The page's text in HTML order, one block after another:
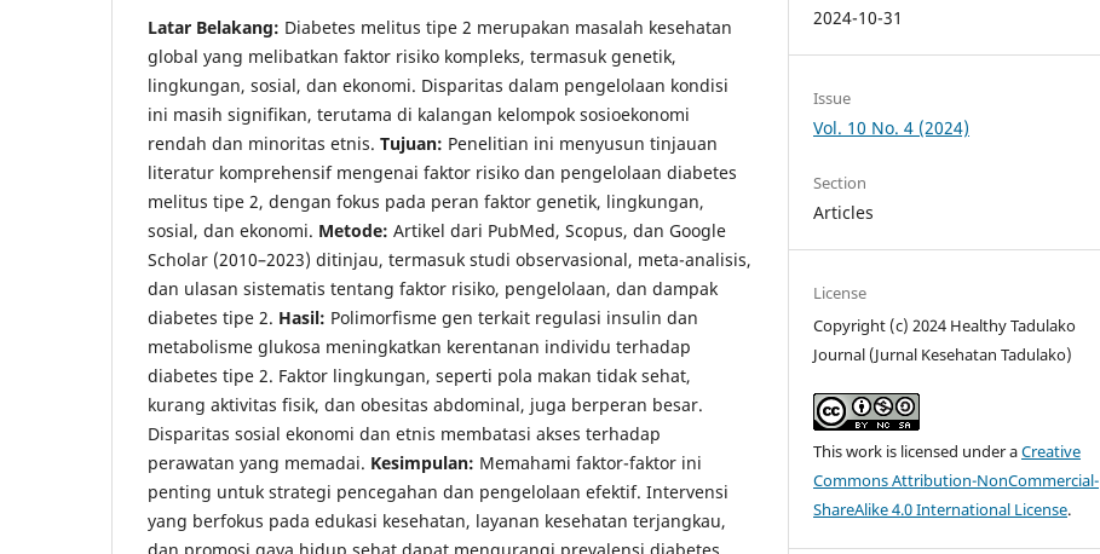
Latar Belakang: Diabetes melitus tipe 2 merupakan masalah kesehatan
global yang melibatkan faktor risiko kompleks, termasuk genetik,
lingkungan, sosial, dan ekonomi. Disparitas dalam pengelolaan kondisi
ini masih signifikan, terutama di kalangan kelompok sosioekonomi
rendah dan minoritas etnis. Tujuan: Penelitian ini menyusun tinjauan
literatur komprehensif mengenai faktor risiko dan pengelolaan diabetes
melitus tipe 2, dengan fokus pada peran faktor genetik, lingkungan,
sosial, dan ekonomi. Metode: Artikel dari PubMed, Scopus, dan Google
Scholar (2010–2023) ditinjau, termasuk studi observasional, meta-analisis,
dan ulasan sistematis tentang faktor risiko, pengelolaan, dan dampak
diabetes tipe 2. Hasil: Polimorfisme gen terkait regulasi insulin dan
metabolisme glukosa meningkatkan kerentanan individu terhadap
diabetes tipe 2. Faktor lingkungan, seperti pola makan tidak sehat,
kurang aktivitas fisik, dan obesitas abdominal, juga berperan besar.
Disparitas sosial ekonomi dan etnis membatasi akses terhadap
perawatan yang memadai. Kesimpulan: Memahami faktor-faktor ini
penting untuk strategi pencegahan dan pengelolaan efektif. Intervensi
yang berfokus pada edukasi kesehatan, layanan kesehatan terjangkau,
2024-10-31
Issue
Vol. 10 No. 4 (2024)
Section
Articles
License
Copyright (c) 2024 Healthy Tadulako
Journal (Jurnal Kesehatan Tadulako)
This work is licensed under aCreative
Commons Attribution-NonCommercial-
ShareAlike 4.0 International License.